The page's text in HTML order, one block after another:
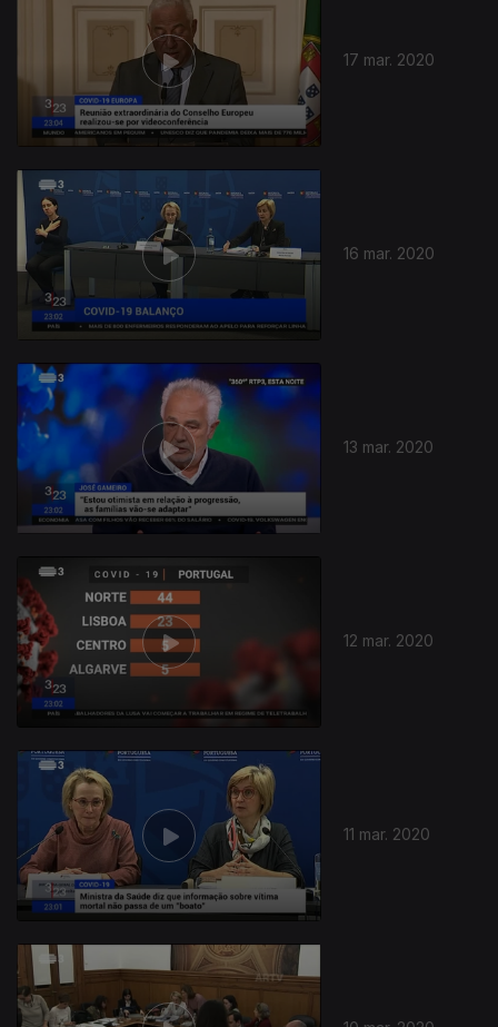
17 mar. 2020
16 mar. 2020
13 mar. 2020
12 mar. 2020
11 mar. 2020
460874